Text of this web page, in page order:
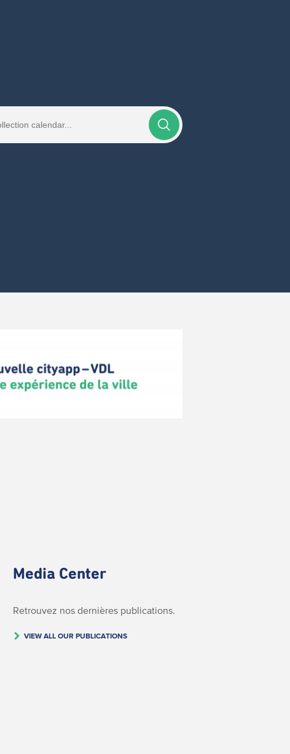
Media Center
Retrouvez nos dernières publications.
VIEW ALL OUR PUBLICATIONS